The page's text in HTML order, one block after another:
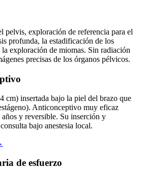
pelvis, exploración de referencia para el
profunda, la estadificación de los
exploración de miomas. Sin radiación
precisas de los órganos pélvicos.
cm) insertada bajo la piel del brazo que
Anticonceptivo muy eficaz
y reversible. Su inserción y
bajo anestesia local.
de esfuerzo